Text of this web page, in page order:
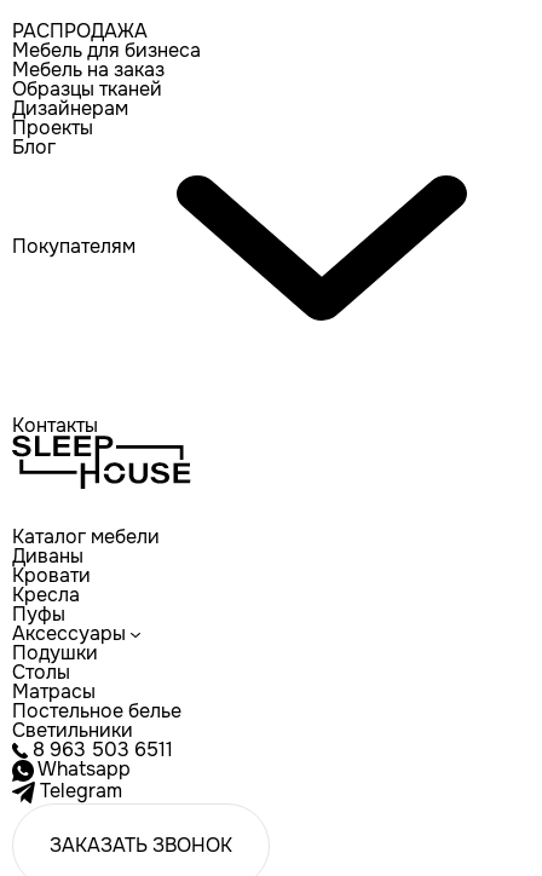
РАСПРОДАЖА
Мебель для бизнеса
Мебель на заказ
Образцы тканей
Дизайнерам
Проекты
Блог
Покупателям
Контакты
Каталог мебели
Диваны
Кровати
Кресла
Пуфы
Аксессуары
Подушки
Столы
Матрасы
Постельное белье
Светильники
8 963 503 6511
Whatsapp
Telegram
ЗАКАЗАТЬ ЗВОНОК